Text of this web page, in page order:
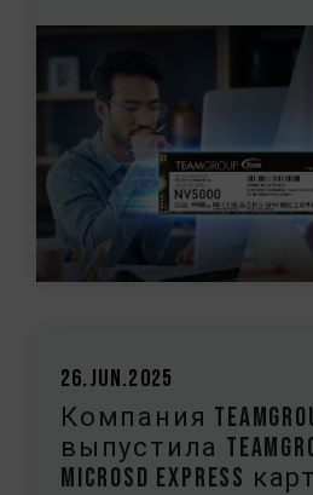
26.Jun.2025
Компания
выпустила
MicroSD Express